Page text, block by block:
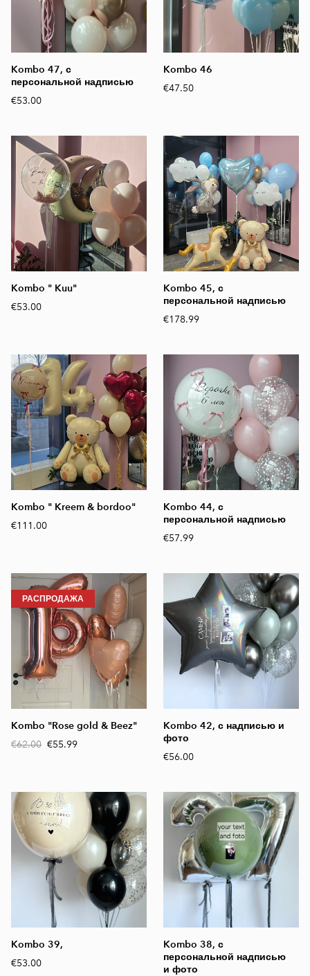
Kombo 47, с
персональной надписью
€53.00
Kombo 46
€47.50
Kombo " Kuu"
€53.00
Kombo 45, с
персональной надписью
€178.99
Kombo " Kreem & bordoo"
€111.00
Kombo 44, с
персональной надписью
€57.99
РАСПРОДАЖА
Kombo "Rose gold & Beez"
€62.00 €55.99
Kombo 42, с надписью и
фото
€56.00
Kombo 39,
€53.00
Kombo 38, с
персональной надписью
и фото